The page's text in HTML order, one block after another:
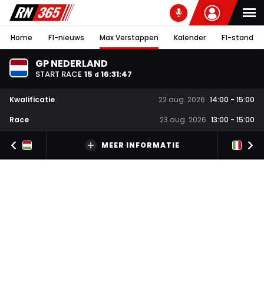
Home F1-nieuws Max Verstappen Kalender F1-stand
GP NEDERLAND
START RACE 15 d 16:31:47
Kwalificatie 22 aug. 2026 14:00 - 15:00
Race
23 aug. 2026 13:00 - 15:00
MEER INFORMATIE